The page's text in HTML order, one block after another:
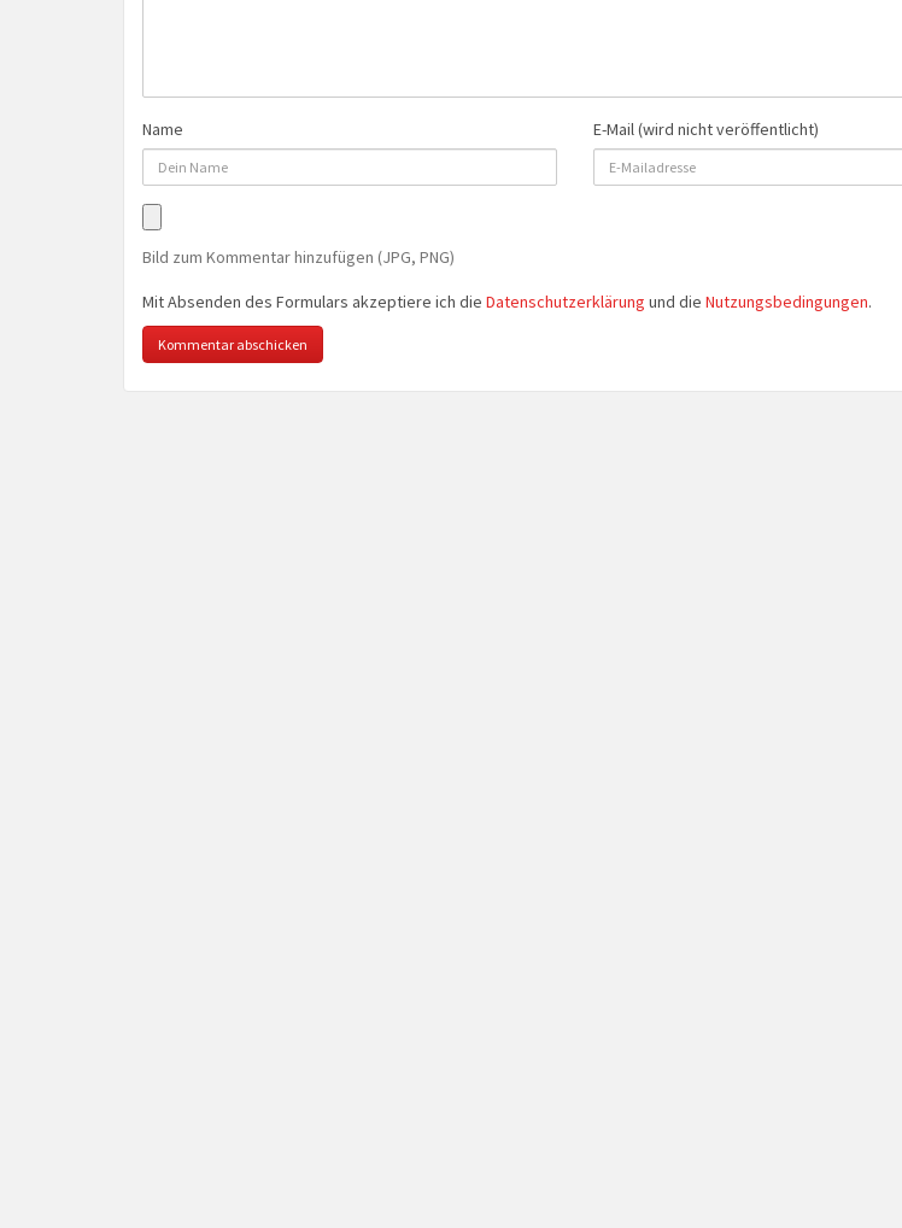
Name E-Mail (wird nicht veröffentlicht)
Bild zum Kommentar hinzufügen (JPG, PNG)
Mit Absenden des Formulars akzeptiere ich die Datenschutzerklärung und die Nutzungsbedingungen.